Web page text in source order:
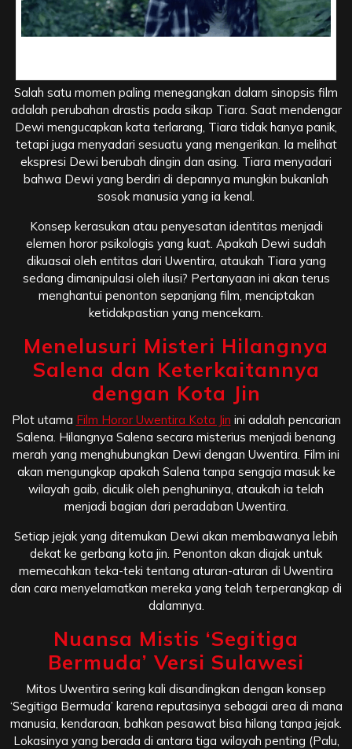
Salah satu momen paling menegangkan dalam sinopsis film
adalah perubahan drastis pada sikap Tiara. Saat mendengar
Dewi mengucapkan kata terlarang, Tiara tidak hanya panik,
tetapi juga menyadari sesuatu yang mengerikan. Ia melihat
ekspresi Dewi berubah dingin dan asing. Tiara menyadari
bahwa Dewi yang berdiri di depannya mungkin bukanlah
sosok manusia yang ia kenal.
Konsep kerasukan atau penyesatan identitas menjadi
elemen horor psikologis yang kuat. Apakah Dewi sudah
dikuasai oleh entitas dari Uwentira, ataukah Tiara yang
sedang dimanipulasi oleh ilusi? Pertanyaan ini akan terus
menghantui penonton sepanjang film, menciptakan
ketidakpastian yang mencekam.
Menelusuri Misteri Hilangnya
Salena dan Keterkaitannya
dengan Kota Jin
Plot utama Film Horor Uwentira Kota Jin ini adalah pencarian
Salena. Hilangnya Salena secara misterius menjadi benang
merah yang menghubungkan Dewi dengan Uwentira. Film ini
akan mengungkap apakah Salena tanpa sengaja masuk ke
wilayah gaib, diculik oleh penghuninya, ataukah ia telah
menjadi bagian dari peradaban Uwentira.
Setiap jejak yang ditemukan Dewi akan membawanya lebih
dekat ke gerbang kota jin. Penonton akan diajak untuk
memecahkan teka-teki tentang aturan-aturan di Uwentira
dan cara menyelamatkan mereka yang telah terperangkap di
dalamnya.
Nuansa Mistis ‘Segitiga
Bermuda’ Versi Sulawesi
Mitos Uwentira sering kali disandingkan dengan konsep
‘Segitiga Bermuda’ karena reputasinya sebagai area di mana
manusia, kendaraan, bahkan pesawat bisa hilang tanpa jejak.
Lokasinya yang berada di antara tiga wilayah penting (Palu,